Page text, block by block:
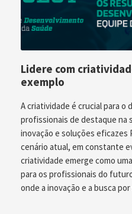
Lidere com
exemplo
A criatividade é crucial para o
profissionais de destaque na
inovação e soluções eficazes
cenário atual, em constante
criatividade emerge como
para os profissionais do
onde a inovação e a busca